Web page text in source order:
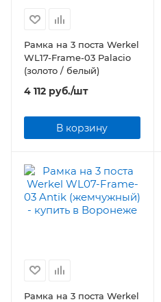
Рамка на 3 поста Werkel
WL17-Frame-03 Palacio
(золото / белый)
4 112 руб./шт
В корзину
Рамка на 3 поста Werkel